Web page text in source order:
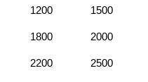
1200 1500
1800 2000
2200 2500